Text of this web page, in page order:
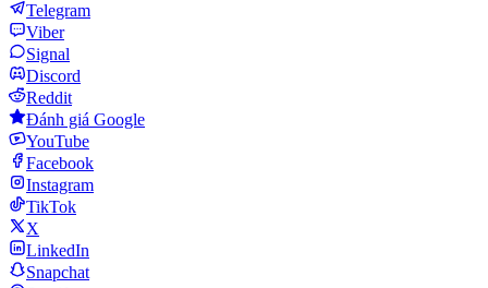
Telegram
Viber
Signal
Discord
Reddit
Đánh giá Google
YouTube
Facebook
Instagram
TikTok
X
LinkedIn
Snapchat